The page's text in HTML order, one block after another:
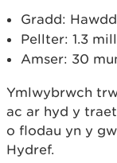
Gradd: Hawdd
Pellter: 1.3
Amser: 30
Ymlwybrwch
ac ar hyd y
o flodau yn y
Hydref.